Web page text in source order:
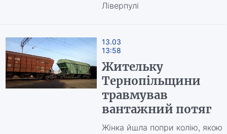
Ліверпулі
13.03
13:58
Жительку
Тернопільщини
травмував
вантажний потяг
Жінка йшла попри колію, якою